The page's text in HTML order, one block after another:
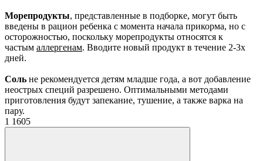
Морепродукты, представленные в подборке, могут быть
введены в рацион ребенка с момента начала прикорма, но с
осторожностью, поскольку морепродукты относятся к
частым аллергенам. Вводите новый продукт в течение 2-3х
дней.
Соль не рекомендуется детям младше года, а вот добавление
неострых специй разрешено. Оптимальными методами
приготовления будут запекание, тушение, а также варка на
пару.
1 1605